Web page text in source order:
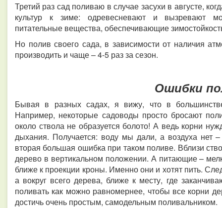
Третий раз сад поливаю в случае засухи в августе,
культур к зиме: одревесневают и вызревают
питательные вещества, обеспечивающие
Но полив своего сада, в зависимости от наличия
производить и чаще – 4-5 раз за сезон.
Ошибки
Бывая в разных садах, я вижу, что в
Например, некоторые садоводы просто бросают
около ствола не образуется болото! А ведь корни
дыхания. Получается: воду мы дали, а воздуха нет
вторая большая ошибка при таком поливе. Вблизи
дерево в вертикальном положении. А питающие –
ближе к проекции кроны. Именно они и хотят пить.
а вокруг всего дерева, ближе к месту, где
поливать как можно равномернее, чтобы все корни
достичь очень простым, самодельным поливальником.